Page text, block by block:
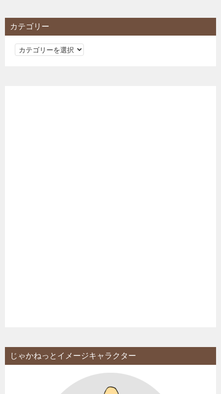
カテゴリー
カ
じゃかねっとイメージキャラクター